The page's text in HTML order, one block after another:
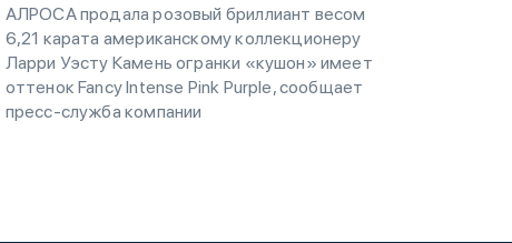
АЛРОСА продала розовый бриллиант весом
6,21 карата американскому коллекционеру
Ларри Уэсту Камень огранки «кушон» имеет
оттенок Fancy Intense Pink Purple, сообщает
пресс-служба компании